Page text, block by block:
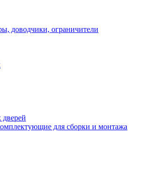
доводчики, ограничители
для сборки и монтажа